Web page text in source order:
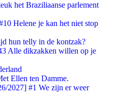
het Braziliaanse parlement
Helene je kan het niet stop
hun telly in de kontzak?
Alle dikzakken willen op je
Ellen ten Damme.
2027] #1 We zijn er weer